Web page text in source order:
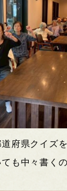
府県クイズ
も中々書く